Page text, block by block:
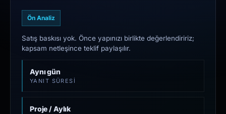
Ön Analiz
Satış baskısı yok. Önce yapınızı birlikte değerlendiririz;
kapsam netleşince teklif paylaşılır.
Aynı gün
YANIT SÜRESI
Proje / Aylık